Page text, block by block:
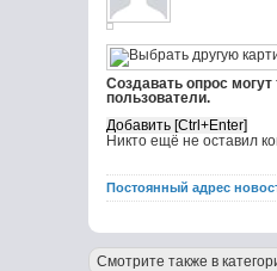
Создавать опрос
пользователи.
Никто ещё не оставил
Постоянный адрес
Смотрите также в